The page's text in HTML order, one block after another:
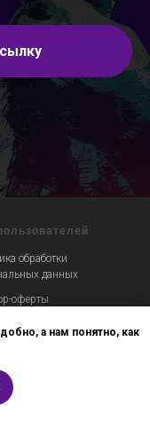
а нам понятно, как
обработки
данных
оферты